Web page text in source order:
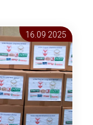
16.09 2025